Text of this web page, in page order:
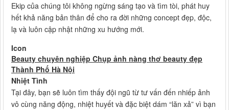
Ekip của chúng tôi không ngừng sáng tạo và tìm tòi, phát huy
hết khả năng bản thân để cho ra đời những concept đẹp, độc,
lạ và luôn cập nhật những xu hướng mới.
Icon
Beauty chuyên nghiệp Chụp ảnh nàng thơ beauty đẹp
Thành Phố Hà Nội
Nhiệt Tình
Tại đây, bạn sẽ luôn tìm thấy đội ngũ từ tư vấn đến nhiếp ảnh
vô cùng năng động, nhiệt huyết và đặc biệt dám “lăn xả” vì bạn